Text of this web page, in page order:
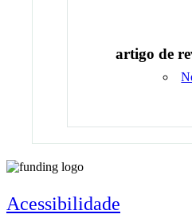
artigo de
Acessibilidade